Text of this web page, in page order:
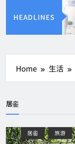
HEADLINES
Home 生活
居銮
居銮 旅游